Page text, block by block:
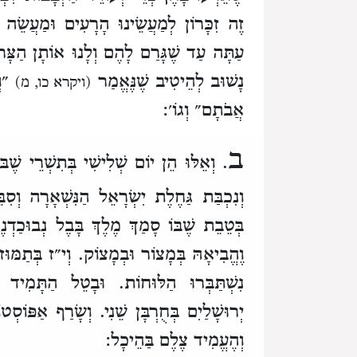
זֶה זִכָּרוֹן לְמַעֲשֵׂינוּ הָרָעִים
עַתָּה עַד שֶׁגָּרַם לָהֶם וְלָנוּ אוֹתָן
נָשׁוּב לְהֵיטִיב שֶׁנֶּאֱמַר (ויקרא כו, מ)
אֲבֹתָם״ וְגוֹ׳:
ב. וְאֵלּוּ הֵן יוֹם שְׁלִישִׁי בְּתִשְׁרֵי
וְנִכְבַּת גַּחֶלֶת יִשְׂרָאֵל הַנִּשְׁאָרָה
בְּטֵבֵת שֶׁבּוֹ סָמַךְ מֶלֶךְ בָּבֶל
וֶהֱבִיאָהּ בְּמָצוֹר וּבְמָצוֹק. וְי״ז
נִשְׁתַּבְּרוּ הַלּוּחוֹת. וּבָטֵל
יְרוּשָׁלַיִם בְּחֻרְבָּן שֵׁנִי. וְשָׂרַף
וְהֶעֱמִיד צֶלֶם בַּהֵיכָל: